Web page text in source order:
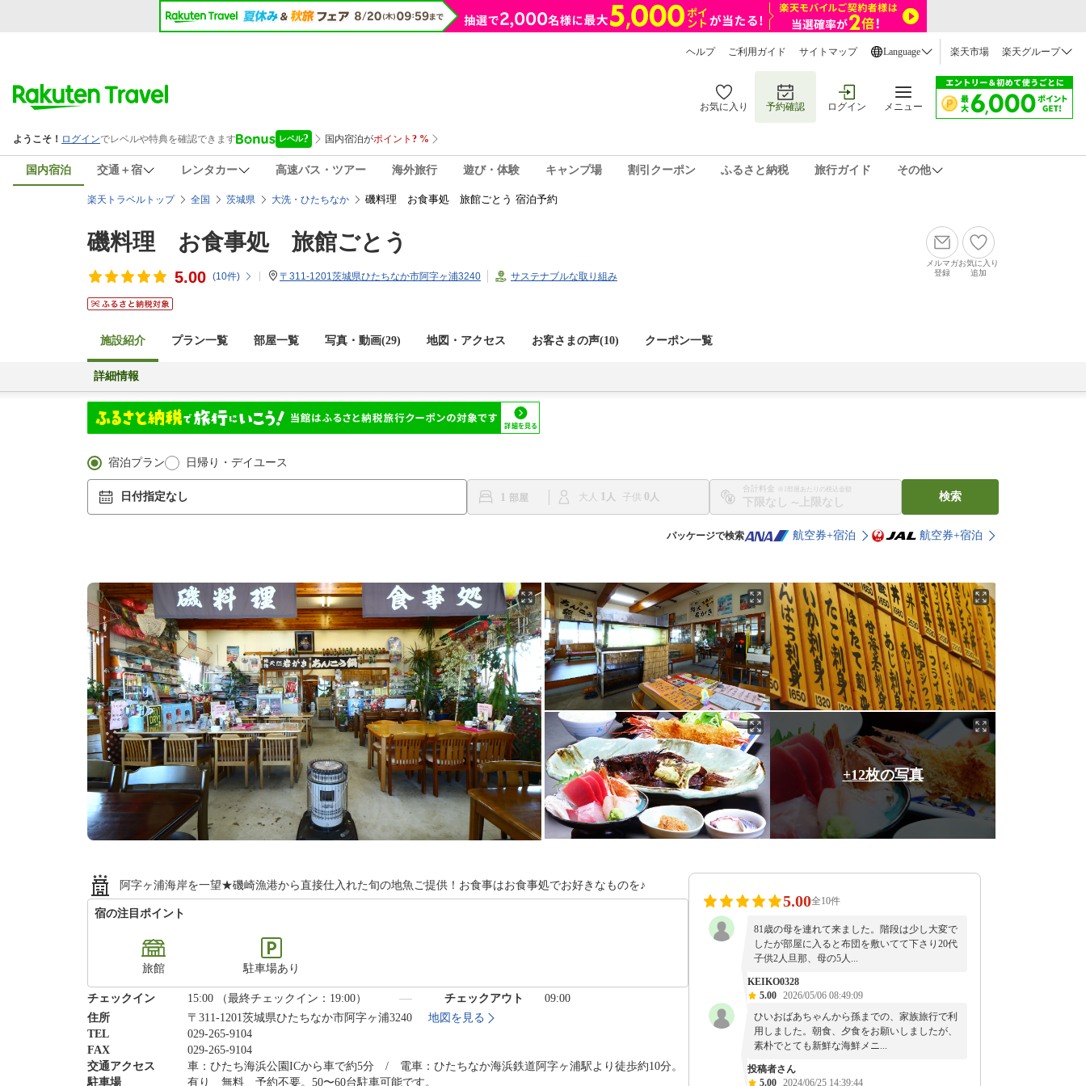
ヘルプ ご利用ガイド サイトマップ Language 楽天市場 楽天グループ
お気に入り 予約確認 ログイン メニュー
国内宿泊 交通＋宿 レンタカー 高速バス・ツアー 海外旅行 遊び・体験 キャンプ場 割引クーポン ふるさと納税 旅行ガイド その他
楽天トラベルトップ 全国 茨城県 大洗・ひたちなか 磯料理 お食事処 旅館ごとう 宿泊予約
磯料理 お食事処 旅館ごとう
5.00 (10件) 〒311-1201茨城県ひたちなか市阿字ヶ浦3240 サステナブルな取り組み
メルマガ
登録
お気に入り
追加
施設紹介 プラン一覧 部屋一覧 写真・動画(29) 地図・アクセス お客さまの声(10) クーポン一覧
詳細情報
宿泊プラン 日帰り・デイユース
日付指定なし 1 大人 1 子供 0
合計料金 ※1部屋あたりの税込金額
〜
検索
パッケージで検索 航空券+宿泊 航空券+宿泊
+12枚の写真
阿字ヶ浦海岸を一望★磯崎漁港から直接仕入れた旬の地魚ご提供！お食事はお食事処でお好きなものを♪
宿の注目ポイント
旅館 駐車場あり
チェックイン 15:00 （最終チェックイン：19:00） チェックアウト
09:00
住所
〒311-1201茨城県ひたちなか市阿字ヶ浦3240
地図を見る
TEL
029-265-9104
FAX
029-265-9104
交通アクセス
車：ひたち海浜公園ICから車で約5分 / 電車：ひたちなか海浜鉄道阿字ヶ浦駅より徒歩約10分。
駐車場
有り 無料 予約不要。50〜60台駐車可能です。
5.00全10件
81歳の母を連れて来ました。階段は少し大変で
したが部屋に入ると布団を敷いてて下さり20代
子供2人旦那、母の5人...
KEIKO0328
5.00 2026/05/06 08:49:09
ひいおばあちゃんから孫までの、家族旅行で利
用しました。朝食、夕食をお願いしましたが、
素朴でとても新鮮な海鮮メニ...
投稿者さん
5.00 2024/06/25 14:39:44